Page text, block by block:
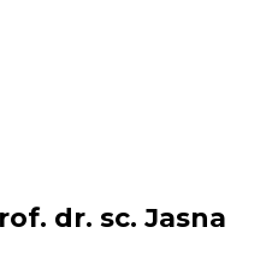
dr. sc. Jasna